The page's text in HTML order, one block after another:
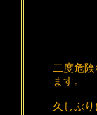
二度危
ます。
久しぶ